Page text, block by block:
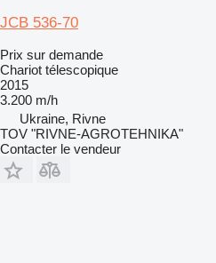
JCB 536-70
Prix sur demande
Chariot télescopique
2015
3.200 m/h
Ukraine, Rivne
TOV "RIVNE-AGROTEHNIKA"
Contacter le vendeur